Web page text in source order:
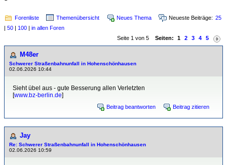
Forenliste Themenübersicht Neues Thema Neueste Beiträge: 25
| 50 | 100 | in allen Foren
Seite 1 von 5 Seiten: 1 2 3 4 5
M48er
Schwerer Straßenbahnunfall in Hohenschönhausen
02.06.2026 10:44
Sieht übel aus - gute Besserung allen Verletzten
[www.bz-berlin.de]
Beitrag beantworten Beitrag zitieren
Jay
Re: Schwerer Straßenbahnunfall in Hohenschönhausen
02.06.2026 10:59